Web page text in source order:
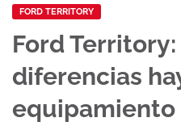
FORD TERRITORY
Ford
diferencias
equipamiento